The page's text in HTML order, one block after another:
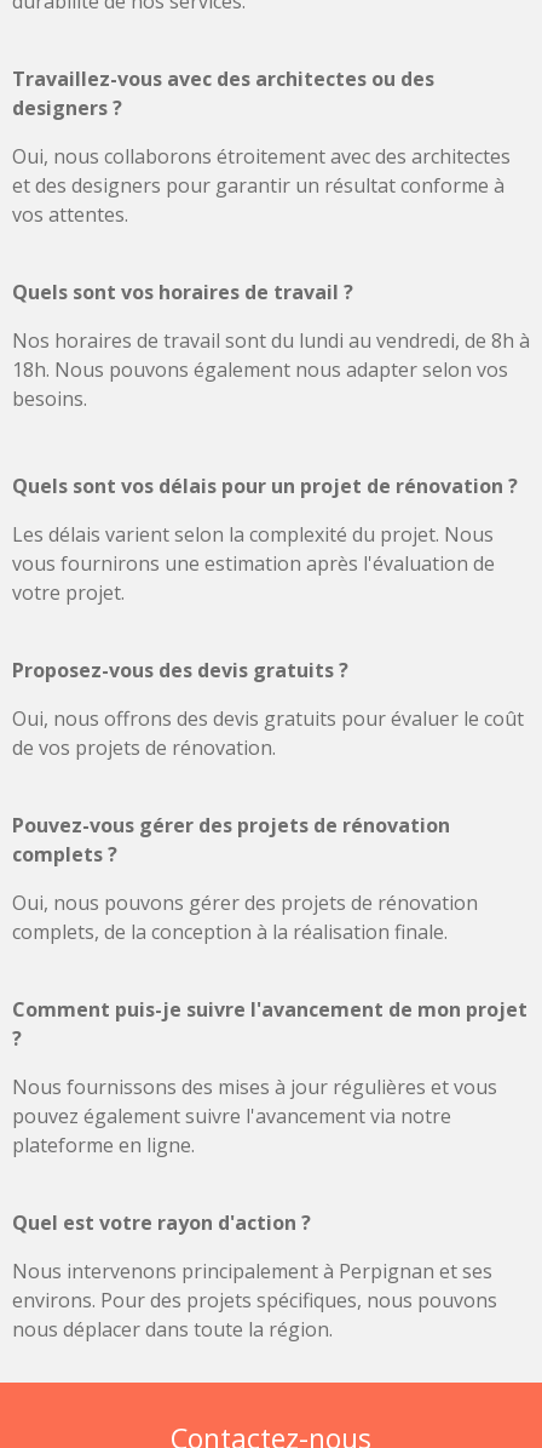
Travaillez-vous avec des architectes ou des
designers ?
Oui, nous collaborons étroitement avec des architectes
et des designers pour garantir un résultat conforme à
vos attentes.
Quels sont vos horaires de travail ?
Nos horaires de travail sont du lundi au vendredi, de 8h à
18h. Nous pouvons également nous adapter selon vos
besoins.
Quels sont vos délais pour un projet de rénovation ?
Les délais varient selon la complexité du projet. Nous
vous fournirons une estimation après l'évaluation de
votre projet.
Proposez-vous des devis gratuits ?
Oui, nous offrons des devis gratuits pour évaluer le coût
de vos projets de rénovation.
Pouvez-vous gérer des projets de rénovation
complets ?
Oui, nous pouvons gérer des projets de rénovation
complets, de la conception à la réalisation finale.
Comment puis-je suivre l'avancement de mon projet
?
Nous fournissons des mises à jour régulières et vous
pouvez également suivre l'avancement via notre
plateforme en ligne.
Quel est votre rayon d'action ?
Nous intervenons principalement à Perpignan et ses
environs. Pour des projets spécifiques, nous pouvons
nous déplacer dans toute la région.
Contactez-nous